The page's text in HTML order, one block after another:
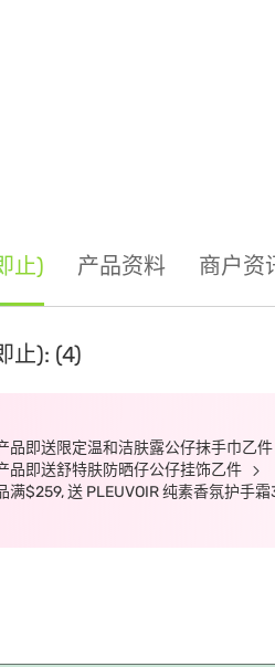
止) 产品资料 商户资
止): (4)
品即送限定温和洁肤露公仔抹手巾乙件
品即送舒特肤防晒仔公仔挂饰乙件
满$259, 送 PLEUVOIR 纯素香氛护手